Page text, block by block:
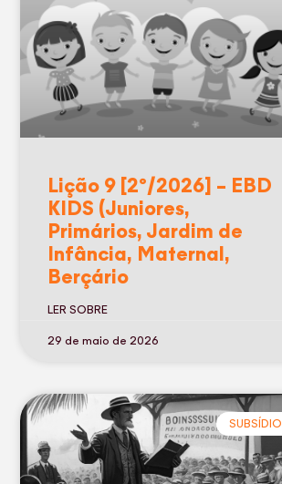
Lição 9 [2º/2026] – EBD
KIDS (Juniores,
Primários, Jardim de
Infância, Maternal,
Berçário
LER SOBRE
29 de maio de 2026
SUBSÍDIO